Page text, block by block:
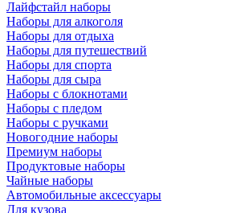
Лайфстайл наборы
Наборы для алкоголя
Наборы для отдыха
Наборы для путешествий
Наборы для спорта
Наборы для сыра
Наборы с блокнотами
Наборы с пледом
Наборы с ручками
Новогодние наборы
Премиум наборы
Продуктовые наборы
Чайные наборы
Автомобильные аксессуары
Для кузова